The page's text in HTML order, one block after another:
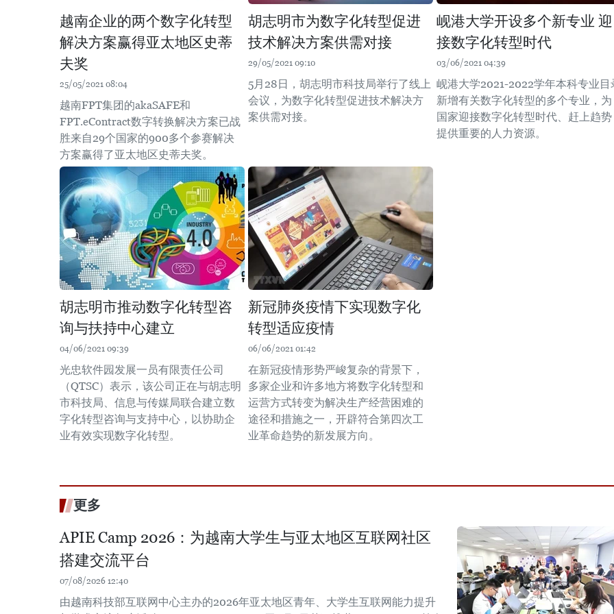
越南企业的两个数字化转型
解决方案赢得亚太地区史蒂
夫奖
25/05/2021 08:04
越南FPT集团的akaSAFE和
FPT.eContract数字转换解决方案已战
胜来自29个国家的900多个参赛解决
方案赢得了亚太地区史蒂夫奖。
胡志明市为数字化转型促进
技术解决方案供需对接
29/05/2021 09:10
5月28日，胡志明市科技局举行了线上
会议，为数字化转型促进技术解决方
案供需对接。
岘港大学开设多个新专业 迎
接数字化转型时代
03/06/2021 04:39
岘港大学2021-2022学年本科专业目
新增有关数字化转型的多个专业，为
国家迎接数字化转型时代、赶上趋势
提供重要的人力资源。
胡志明市推动数字化转型咨
询与扶持中心建立
04/06/2021 09:39
光忠软件园发展一员有限责任公司
（QTSC）表示，该公司正在与胡志明
市科技局、信息与传媒局联合建立数
字化转型咨询与支持中心，以协助企
业有效实现数字化转型。
新冠肺炎疫情下实现数字化
转型适应疫情
06/06/2021 01:42
在新冠疫情形势严峻复杂的背景下，
多家企业和许多地方将数字化转型和
运营方式转变为解决生产经营困难的
途径和措施之一，开辟符合第四次工
业革命趋势的新发展方向。
更多
APIE Camp 2026：为越南大学生与亚太地区互联网社区
搭建交流平台
07/08/2026 12:40
由越南科技部互联网中心主办的2026年亚太地区青年、大学生互联网能力提升